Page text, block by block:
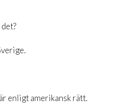
enligt amerikansk rätt.